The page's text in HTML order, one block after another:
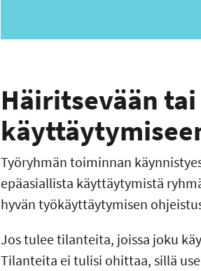
Häiritsevään
Työryhmän toiminnan
epäasiallista käyttäytymistä
hyvän työkäyttäytymisen
Jos tulee tilanteita, joissa joku
Tilanteita ei tulisi ohittaa, sillä